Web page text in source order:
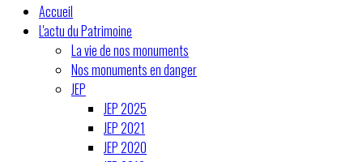
Accueil
L'actu du Patrimoine
La vie de nos monuments
Nos monuments en danger
JEP
JEP 2025
JEP 2021
JEP 2020